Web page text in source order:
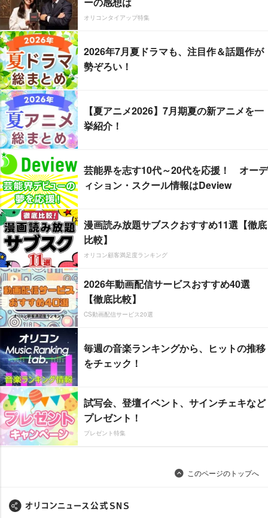
オリコンタイアップ特集
2026年7月夏ドラマも、注目作＆話題作が
勢ぞろい！
【夏アニメ2026】7月期夏の新アニメを一
挙紹介！
芸能界を志す10代～20代を応援！ オーデ
ィション・スクール情報はDeview
漫画読み放題サブスクおすすめ11選【徹底
比較】
オリコン顧客満足度ランキング
2026年動画配信サービスおすすめ40選
【徹底比較】
CS動画配信サービス20選
毎週の音楽ランキングから、ヒットの推移
をチェック！
試写会、登壇イベント、サインチェキなど
プレゼント！
プレゼント特集
このページのトップへ